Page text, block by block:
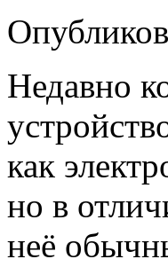
Недавно
как
но в
неё